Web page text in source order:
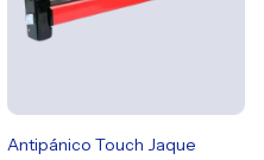
Antipánico Touch Jaque